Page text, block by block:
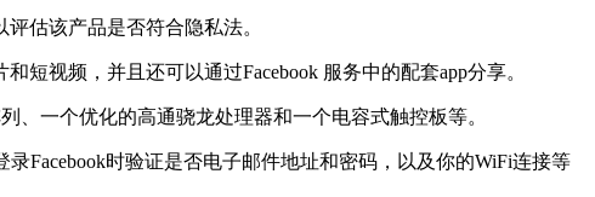
估该产品是否符合隐私法。
视频，并且还可以通过Facebook 服务中的配套app分享。
一个优化的高通骁龙处理器和一个电容式触控板等。
Facebook时验证是否电子邮件地址和密码，以及你的WiFi连接等